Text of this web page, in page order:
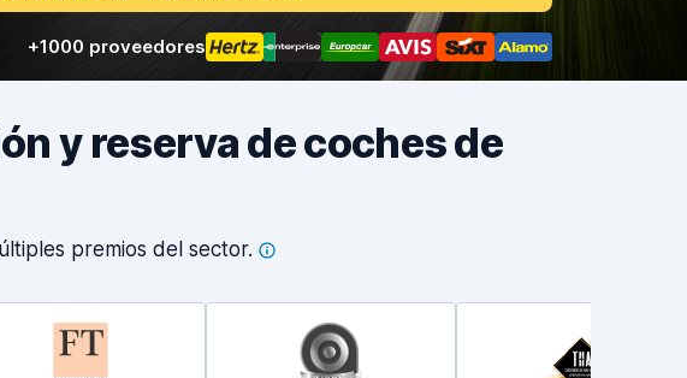
+1000 proveedores
y reserva de coches de
premios del sector.